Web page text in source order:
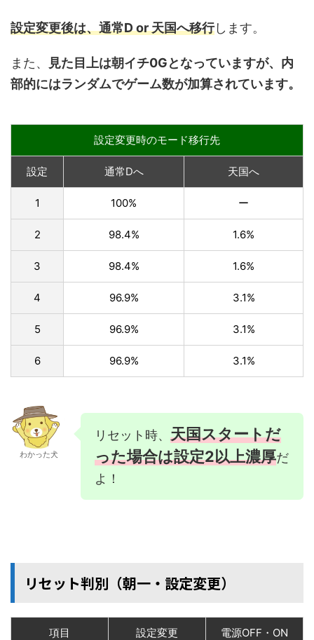
設定変更後は、通常D or 天国へ移行します。
また、
見た目上は朝イチ0Gとなっていますが、内
部的にはランダムでゲーム数が加算されています。
設定変更時のモード移行先
設定 通常Dへ 天国へ
1 100% ー
2 98.4% 1.6%
3 98.4% 1.6%
4 96.9% 3.1%
5 96.9% 3.1%
6 96.9% 3.1%
わかった犬
リセット時、 天国スタートだ
った場合は設定2以上濃厚だ
よ！
リセット判別（朝一・設定変更）
項目 設定変更 電源OFF・ON